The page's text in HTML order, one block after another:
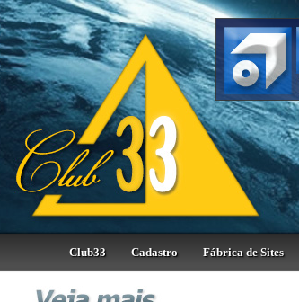
Club33 Cadastro Fábrica de Sites